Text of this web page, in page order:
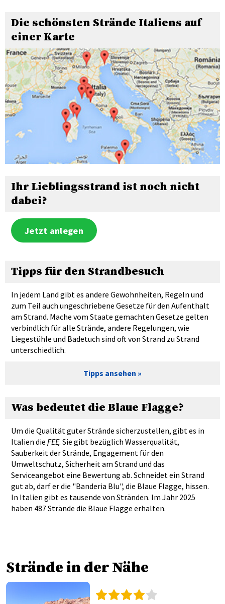
Die schönsten Strände Italiens auf
einer Karte
Ihr Lieblingsstrand ist noch nicht
dabei?
Jetzt anlegen
Tipps für den Strandbesuch
In jedem Land gibt es andere Gewohnheiten, Regeln und
zum Teil auch ungeschriebene Gesetze für den Aufenthalt
am Strand. Mache vom Staate gemachten Gesetze gelten
verbindlich für alle Strände, andere Regelungen, wie
Liegestühle und Badetuch sind oft von Strand zu Strand
unterschiedlich.
Tipps ansehen
Was bedeutet die Blaue Flagge?
Um die Qualität guter Strände sicherzustellen, gibt es in
Italien die FEE. Sie gibt bezüglich Wasserqualität,
Sauberkeit der Strände, Engagement für den
Umweltschutz, Sicherheit am Strand und das
Serviceangebot eine Bewertung ab. Schneidet ein Strand
gut ab, darf er die "Banderia Blu", die Blaue Flagge, hissen.
In Italien gibt es tausende von Stränden. Im Jahr 2025
haben 487 Strände die Blaue Flagge erhalten.
Strände in der Nähe